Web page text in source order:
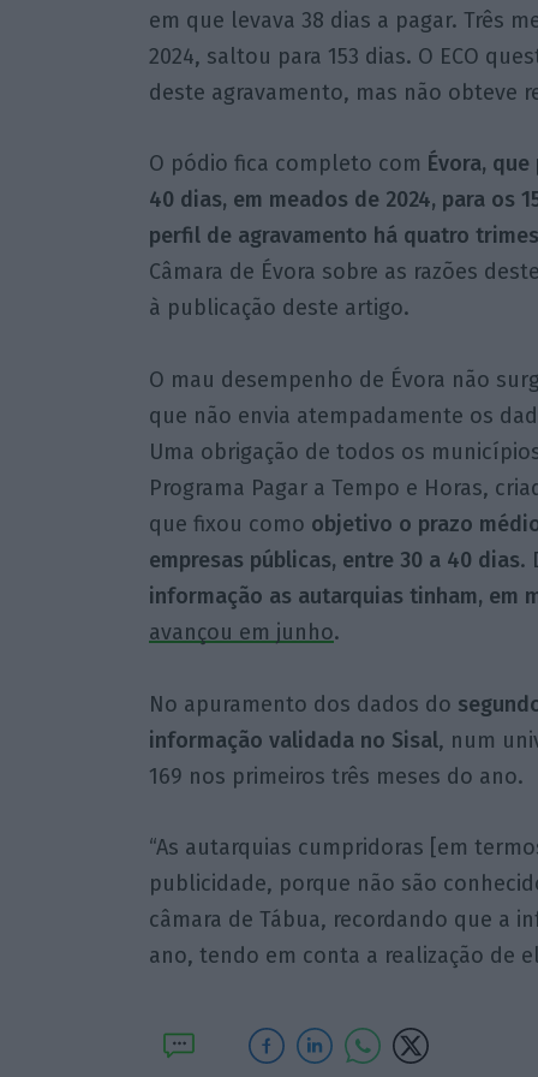
em que levava 38 dias a pagar. Três
2024, saltou para 153 dias. O ECO
deste agravamento, mas não obteve
O pódio fica completo com Évora,
40 dias, em meados de 2024, para os
perfil de agravamento há quatro
Câmara de Évora sobre as razões
à publicação deste artigo.
O mau desempenho de Évora não
que não envia atempadamente os
Uma obrigação de todos os
Programa Pagar a Tempo e Horas,
que fixou como objetivo o prazo
empresas públicas, entre 30 a 40 dias.
informação as autarquias tinham, em
avançou em junho.
No apuramento dos dados do
informação validada no Sisal, num
169 nos primeiros três meses do ano.
“As autarquias cumpridoras [em
publicidade, porque não são
câmara de Tábua, recordando que a
ano, tendo em conta a realização de